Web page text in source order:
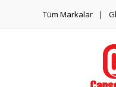
Tüm Markalar